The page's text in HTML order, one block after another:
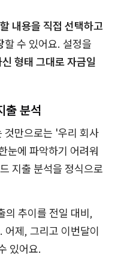
내용을 직접 선택하고
할 수 있어요. 설정을
형태 그대로 자금일
출 분석
것만으로는 '우리 회사
눈에 파악하기 어려워
지출 분석을 정식으로
의 추이를 전일 대비,
어제, 그리고 이번달이
있어요.